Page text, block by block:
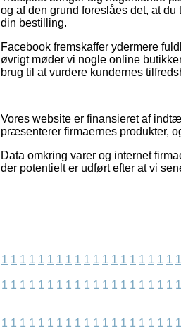
og af den grund foreslåes det, at
din bestilling.
Facebook fremskaffer ydermere
øvrigt møder vi nogle online
brug til at vurdere kundernes
Vores website er finansieret af
præsenterer firmaernes produkter,
Data omkring varer og internet
der potentielt er udført efter at vi
1 1 1 1 1 1 1 1 1 1 1 1 1 1 1 1 1 1 1 1
1 1 1 1 1 1 1 1 1 1 1 1 1 1 1 1 1 1 1 1
1 1 1 1 1 1 1 1 1 1 1 1 1 1 1 1 1 1 1 1